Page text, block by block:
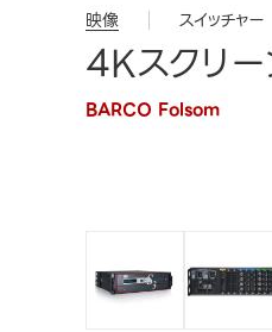
映像 スイッチャー
4Kスクリ
BARCO Folsom